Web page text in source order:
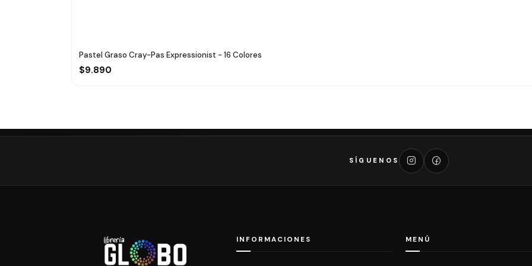
Pastel Graso Cray-Pas Expressionist - 16 Colores
$9.890
SÍGUENOS
INFORMACIONES MENÚ